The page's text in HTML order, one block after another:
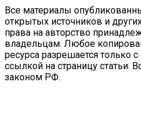
Все материалы
открытых источников и
права на авторство
владельцам. Любое
ресурса разрешается только
ссылкой на страницу статьи.
законом РФ.